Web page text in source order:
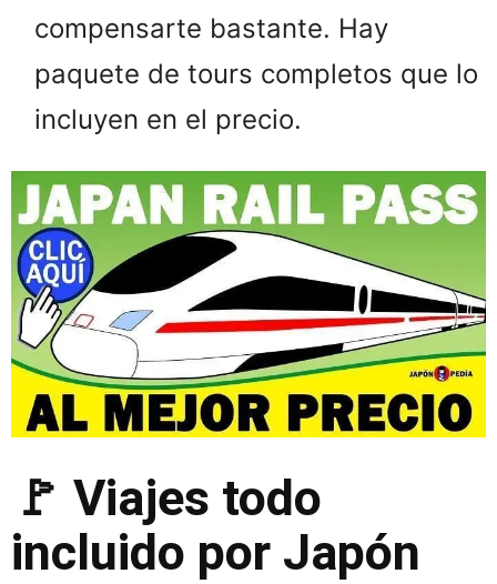
compensarte bastante. Hay
paquete de tours completos que lo
incluyen en el precio.
🚩 Viajes todo
incluido por Japón